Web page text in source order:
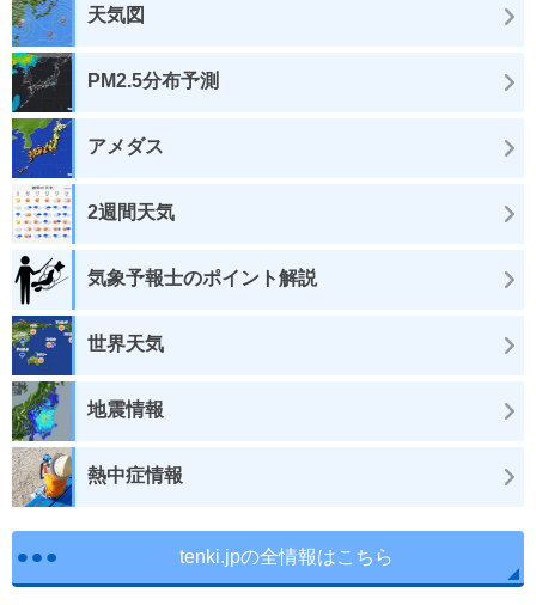
天気図
PM2.5分布予測
アメダス
2週間天気
気象予報士のポイント解説
世界天気
地震情報
熱中症情報
tenki.jpの全情報はこちら